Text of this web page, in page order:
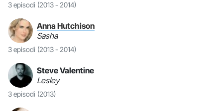
3 episodi (2013 - 2014)
Anna Hutchison
Sasha
3 episodi (2013 - 2014)
Steve Valentine
Lesley
3 episodi (2013)